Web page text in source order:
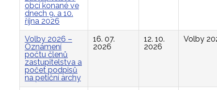
obcí konané ve
dnech 9. a 10.
října 2026
Volby 2026 –
Oznámení
počtu členů
zastupitelstva a
počet podpisů
na petiční archy
16. 07.
2026
12. 10.
2026
Volby